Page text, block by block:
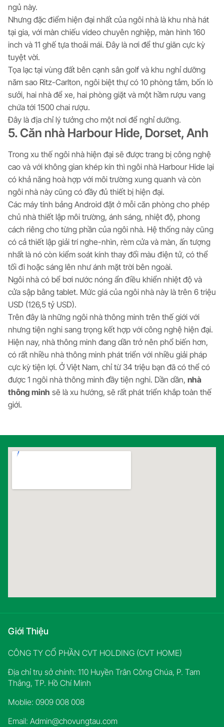
ngủ này.
Nhưng đặc điểm hiện đại nhất của ngôi nhà là khu nhà hát
tại gia, với màn chiếu video chuyên nghiệp, màn hình 160
inch và 11 ghế tựa thoải mái. Đây là nơi để thư giãn cực kỳ
tuyệt vời.
Tọa lạc tại vùng đất bên cạnh sân golf và khu nghỉ dưỡng
năm sao Ritz-Carlton, ngôi biệt thự có 10 phòng tắm, bốn lò
sưởi, hai nhà để xe, hai phòng giặt và một hầm rượu vang
chứa tới 1500 chai rượu.
Đây là địa chỉ lý tưởng cho một nơi để nghỉ dưỡng.
5. Căn nhà Harbour Hide, Dorset, Anh
Trong xu thế ngôi nhà hiện đại sẽ được trang bị công nghệ
cao và với không gian khép kín thì ngôi nhà Harbour Hide lại
có khả năng hoà hợp với môi trường xung quanh và còn
ngôi nhà này cũng có đầy đủ thiết bị hiện đại.
Các máy tính bảng Android đặt ở mỗi căn phòng cho phép
chủ nhà thiết lập môi trường, ánh sáng, nhiệt độ, phong
cách riêng cho từng phần của ngôi nhà. Hệ thống này cũng
có cả thiết lập giải trí nghe-nhìn, rèm cửa và màn, ấn tượng
nhất là nó còn kiểm soát kính thay đổi màu điện tử, có thể
tối đi hoặc sáng lên như ánh mặt trời bên ngoài.
Ngôi nhà có bể bơi nước nóng ẩn điều khiển nhiệt độ và
cửa sập bằng tablet. Mức giá của ngôi nhà này là trên 6 triệu
USD (126,5 tỷ USD).
Trên đây là những ngôi nhà thông minh trên thế giới với
nhưng tiện nghi sang trọng kết hợp với công nghệ hiện đại.
Hiện nay, nhà thông minh đang dần trở nên phổ biến hơn,
có rất nhiều nhà thông minh phát triển với nhiều giải pháp
cực kỳ tiện lợi. Ở Việt Nam, chỉ từ 34 triệu bạn đã có thể có
được 1 ngôi nhà thông minh đầy tiện nghi. Dần dần, nhà
thông minh sẽ là xu hướng, sẽ rất phát triển khắp toàn thế
giới.
Giới Thiệu
CÔNG TY CỔ PHẦN CVT HOLDING (CVT HOME)
Địa chỉ trụ sở chính: 110 Huyền Trân Công Chúa, P. Tam
Thắng, TP. Hồ Chí Minh
Moblie: 0909 008 008
Email: Admin@chovungtau.com